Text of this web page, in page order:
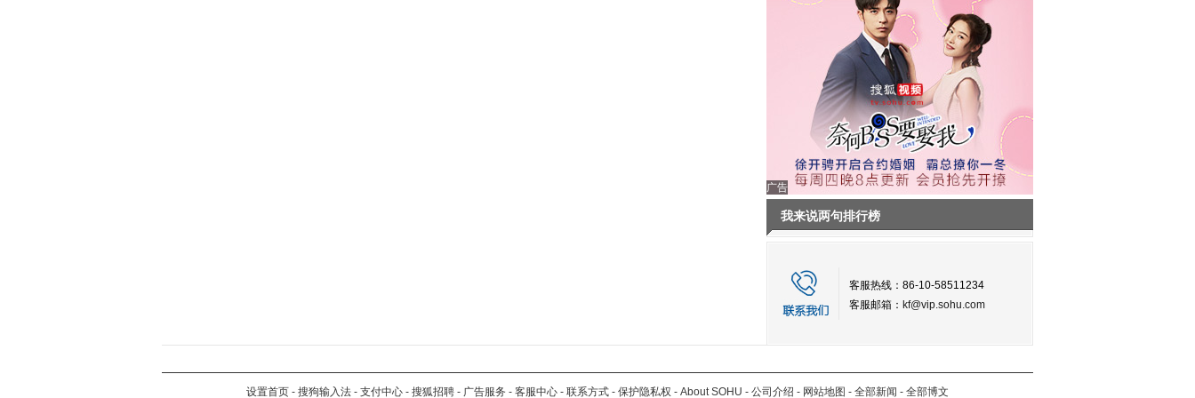
广告
我来说两句排行榜
客服热线：86-10-58511234
客服邮箱： kf@vip.sohu.com
设置首页 - 搜狗输入法 - 支付中心 - 搜狐招聘 - 广告服务 - 客服中心 - 联系方式 - 保护隐私权 - About SOHU - 公司介绍 - 网站地图 - 全部新闻 - 全部博文